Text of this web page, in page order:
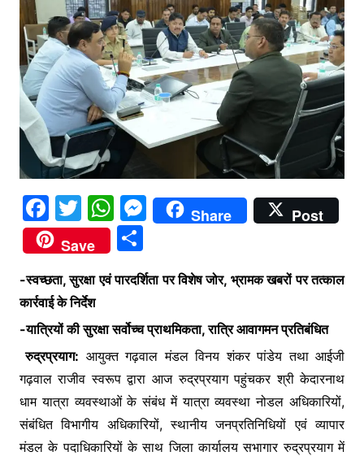
F
a
c
e
b
o
o
k
T
w
itt
er
W
h
at
s
p
p
M
e
s
n
g
er
Share
Post
Save
S
h
ar
-स्वच्छता, सुरक्षा एवं पारदर्शिता पर विशेष जोर, भ्रामक खबरों पर तत्काल
कार्रवाई के निर्देश
-यात्रियों की सुरक्षा सर्वोच्च प्राथमिकता, रात्रि आवागमन प्रतिबंधित
रुद्रप्रयाग: आयुक्त गढ़वाल मंडल विनय शंकर पांडेय तथा आईजी
गढ़वाल राजीव स्वरूप द्वारा आज रुद्रप्रयाग पहुंचकर श्री केदारनाथ
धाम यात्रा व्यवस्थाओं के संबंध में यात्रा व्यवस्था नोडल अधिकारियों,
संबंधित विभागीय अधिकारियों, स्थानीय जनप्रतिनिधियों एवं व्यापार
मंडल के पदाधिकारियों के साथ जिला कार्यालय सभागार रुद्रप्रयाग में